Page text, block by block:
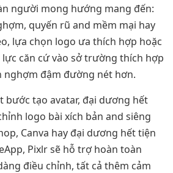
người mong hướng mang đến:
quyến rũ and mềm mại hay
lựa chọn logo ưa thích hợp hoặc
căn cứ vào sở trường thích hợp
nghợm đậm đường nét hơn.
bước tạo avatar, đại dương hết
logo bài xích bản and siêng
Canva hay đại dương hết tiện
Pixlr sẽ hỗ trợ hoàn toàn
điều chỉnh, tất cả thêm cảm